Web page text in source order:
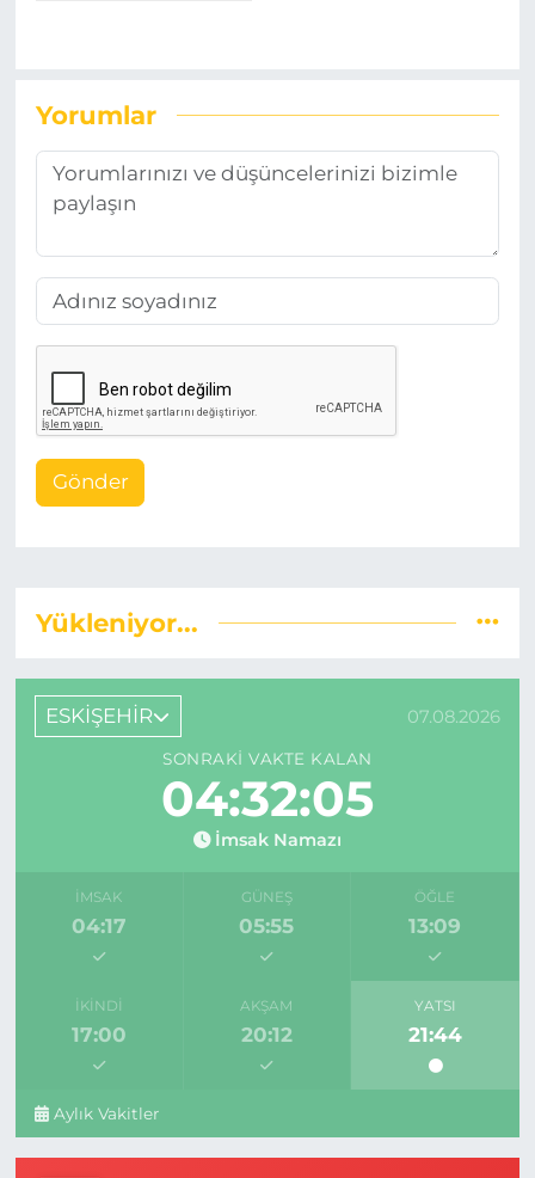
Yorumlar
Gönder
Yükleniyor...
ESKİŞEHİR 07.08.2026
SONRAKI VAKTE KALAN
04:32:05
İmsak Namazı
İMSAK
04:17
GÜNEŞ
05:55
ÖĞLE
13:09
İKINDI
17:00
AKŞAM
20:12
YATSI
21:44
Aylık Vakitler